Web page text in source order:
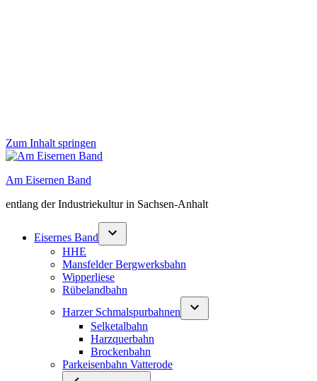
Zum Inhalt springen
Am Eisernen Band
entlang der Industriekultur in Sachsen-Anhalt
Eisernes Band
HHE
Mansfelder Bergwerksbahn
Wipperliese
Rübelandbahn
Harzer Schmalspurbahnen
Selketalbahn
Harzquerbahn
Brockenbahn
Parkeisenbahn Vatterode